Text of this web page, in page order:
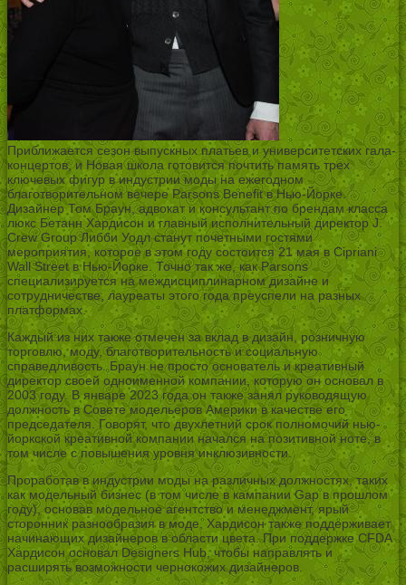
Приближается сезон выпускных платьев и университетских гала-
концертов, и Новая школа готовится почтить память трех
ключевых фигур в индустрии моды на ежегодном
благотворительном вечере Parsons Benefit в Нью-Йорке.
Дизайнер Том Браун, адвокат и консультант по брендам класса
люкс Бетанн Хардисон и главный исполнительный директор J.
Crew Group Либби Уодл станут почетными гостями
мероприятия, которое в этом году состоится 21 мая в Cipriani
Wall Street в Нью-Йорке. Точно так же, как Parsons
специализируется на междисциплинарном дизайне и
сотрудничестве, лауреаты этого года преуспели на разных
платформах.
Каждый из них также отмечен за вклад в дизайн, розничную
торговлю, моду, благотворительность и социальную
справедливость. Браун не просто основатель и креативный
директор своей одноименной компании, которую он основал в
2003 году. В январе 2023 года он также занял руководящую
должность в Совете модельеров Америки в качестве его
председателя. Говорят, что двухлетний срок полномочий нью-
йоркской креативной компании начался на позитивной ноте, в
том числе с повышения уровня инклюзивности.
Проработав в индустрии моды на различных должностях, таких
как модельный бизнес (в том числе в кампании Gap в прошлом
году), основав модельное агентство и менеджмент, ярый
сторонник разнообразия в моде, Хардисон также поддерживает
начинающих дизайнеров в области цвета. При поддержке CFDA
Хардисон основал Designers Hub, чтобы направлять и
расширять возможности чернокожих дизайнеров.